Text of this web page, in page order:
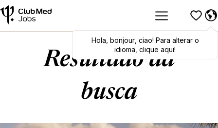
Hola,bonjour,ciao! To switch
languages, click here!
Hola bonjour, ciao! Para alterar o
idioma, clique aqui!
Resultado da
busca